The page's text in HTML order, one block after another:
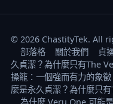
© 2026 ChastityTek. All
部落格
關於我們 貞
久貞潔？為什麼只有The
操籠：一個強而有力的象
麼是永久貞潔？為什麼只